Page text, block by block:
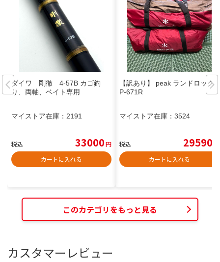
ダイワ 剛徹 4-57B カゴ釣
り、両軸、ベイト専用
マイストア在庫： 2191
税込 33000円
カートに入れる
【訳あり】 peak ランドロックT
P-671R
マイストア在庫： 3524
税込 29590
カートに入れる
このカテゴリをもっと見る
カスタマーレビュー